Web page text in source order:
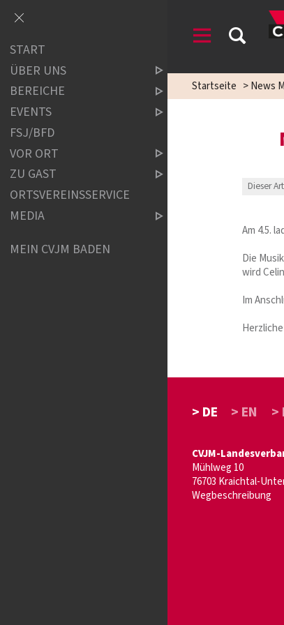
Startseite >News
Dieser
Am 4.5.
Die
wird
Im
> DE > EN >
CVJM-
Mühlweg 10
76703 Kraichtal-
Wegbeschreibung
START
ÜBER UNS
BEREICHE
EVENTS
FSJ/BFD
VOR ORT
ZU GAST
ORTSVEREINSSERVICE
MEDIA
MEIN CVJM BADEN